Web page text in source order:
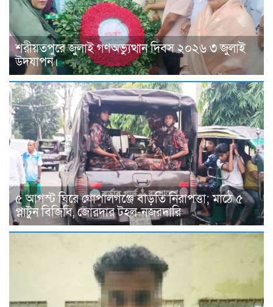
শরীয়তপুরে জুলাই গণঅভ্যুত্থান দিবস ২০২৬ ৩ জুলাই
উদযাপন।
৫ আগস্ট ঘিরে গোপালগঞ্জে বাড়তি নিরাপত্তা; মাঠে ৫
প্লাটুন বিজিবি, জোরদার টহল-নজরদারি